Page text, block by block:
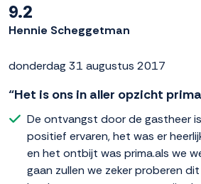
9.2
Hennie Scheggetman
donderdag 31 augustus 2017
“Het is ons in aller opzicht
De ontvangst door de gastheer
positief ervaren, het was er
en het ontbijt was prima.als we
gaan zullen we zeker proberen